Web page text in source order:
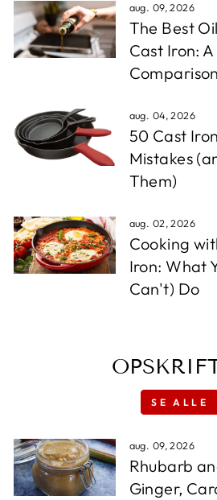
aug. 09, 2026
The Best
Cast Iron:
Comparison
aug. 04, 2026
50 Cast
Mistakes
Them)
aug. 02, 2026
Cooking
Iron: What
Can't) Do
SE ALLE
aug. 09, 2026
Rhubarb
Ginger,